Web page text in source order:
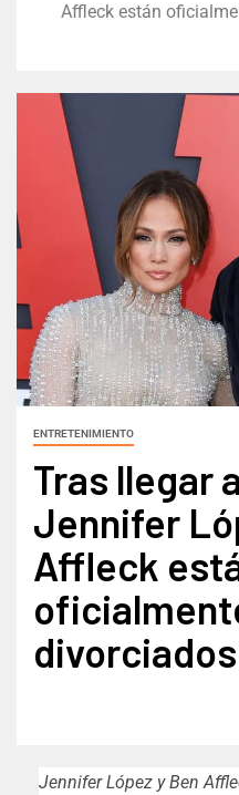
Affleck están
ENTRETENIMIENTO
Tras llegar
Jennifer
Affleck
divorciados
Jennifer López y Ben